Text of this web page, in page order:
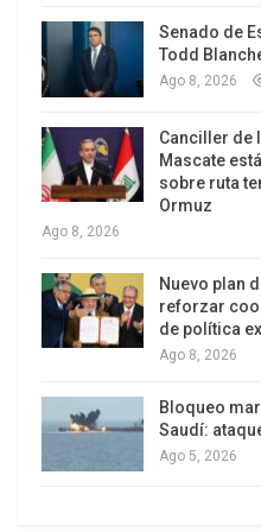
expresó: «Eso lo
La calificadora Fitch
de la deuda del Banco
(BIE). Anunció que
luego de haber puesto
situación las
Irlanda.
Una caída de la
mayores accionistas
capital accesible,
señaló Fitch. Las
Poor’s y Moody’s
Senado de
Todd
Ago 8, 2026
Canciller de
Mascate
sobre ruta
Ormuz
Ago 8, 2026
Nuevo plan
reforzar
de política
Ago 8, 2026
Bloqueo
Saudí:
Ago 5, 2026